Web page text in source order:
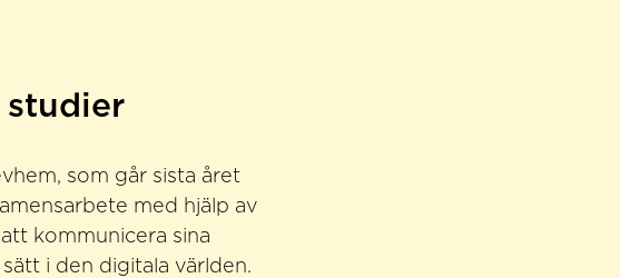
studier
som går sista året
med hjälp av
kommunicera sina
i den digitala världen.